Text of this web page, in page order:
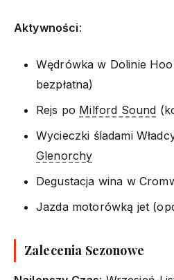
Aktywności:
Wędrówka w Dolinie
bezpłatna)
Rejs po Milford Sound
Wycieczki śladami
Glenorchy
Degustacja wina w
Jazda motorówką jet
Zalecenia Sezonowe